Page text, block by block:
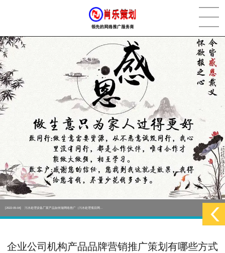
[2022-05-29] 实体门店如何做网络推广吸引客户，实体店网络营销技巧... 更多 >
[2022-05-04] 污水处理设备厂家产品如何做网络推广（污水处理项目网... 更多 >
更多 >
企业公司机构产品品牌营销推广策划有哪些方式